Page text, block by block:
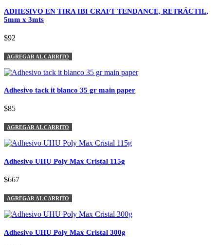
ADHESIVO EN TIRA IBI CRAFT TENDANCE, RETRÁCTIL,
5mm x 3mts
$92
AGREGAR AL CARRITO
Adhesivo tack it blanco 35 gr main paper
$85
AGREGAR AL CARRITO
Adhesivo UHU Poly Max Cristal 115g
$667
AGREGAR AL CARRITO
Adhesivo UHU Poly Max Cristal 300g